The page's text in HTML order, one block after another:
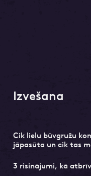
Izvešana
Cik lielu būvgružu
jāpasūta un cik tas
3 risinājumi, kā